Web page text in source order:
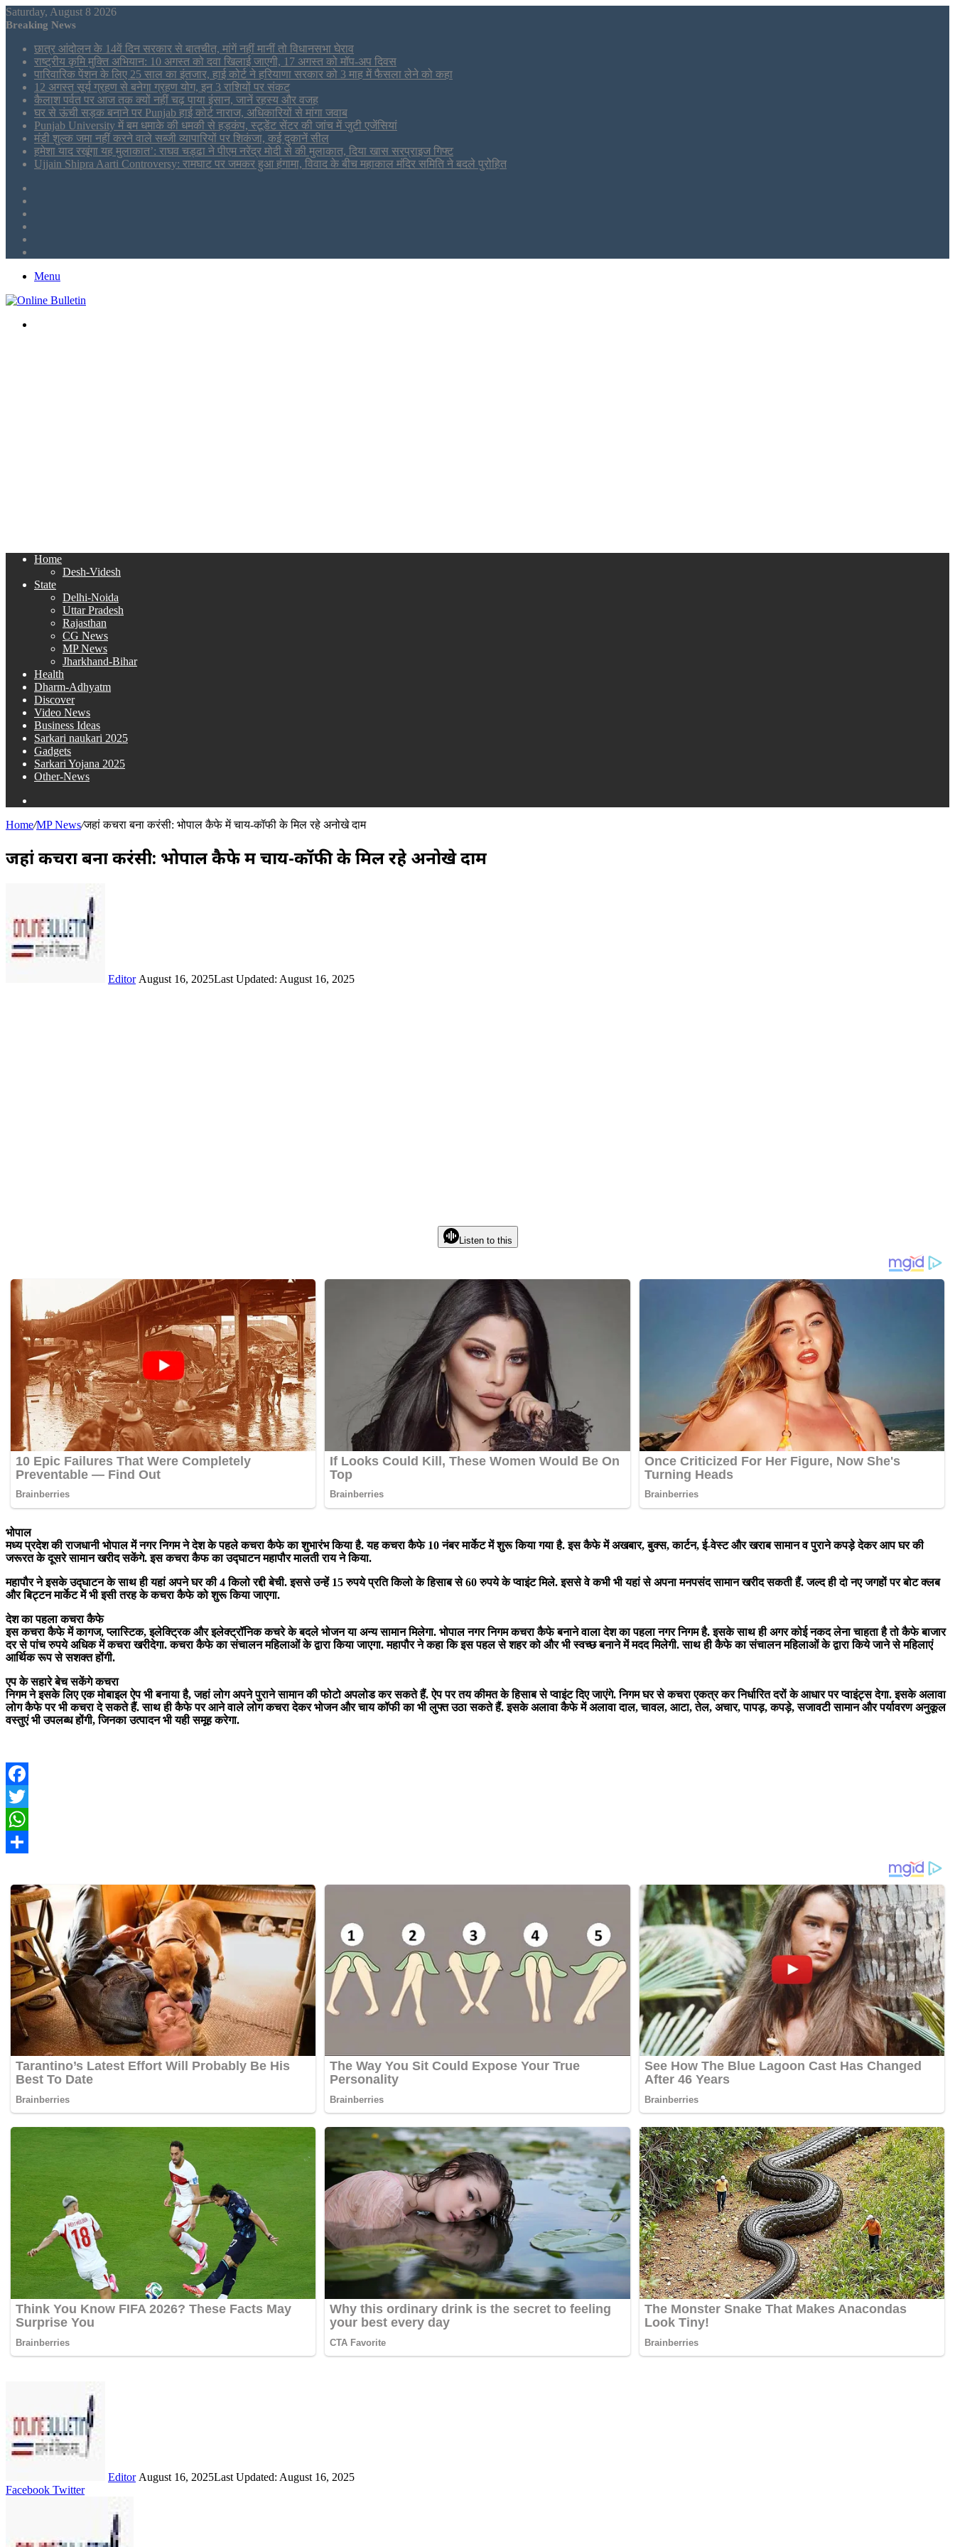
Saturday, August 8 2026
Breaking News
छात्र आंदोलन के 14वें दिन सरकार से बातचीत, मांगें नहीं मानीं तो विधानसभा घेराव
राष्ट्रीय कृमि मुक्ति अभियान: 10 अगस्त को दवा खिलाई जाएगी, 17 अगस्त को मॉप-अप दिवस
पारिवारिक पेंशन के लिए 25 साल का इंतजार, हाई कोर्ट ने हरियाणा सरकार को 3 माह में फैसला लेने को कहा
12 अगस्त सूर्य ग्रहण से बनेगा ग्रहण योग, इन 3 राशियों पर संकट
कैलाश पर्वत पर आज तक क्यों नहीं चढ़ पाया इंसान, जानें रहस्य और वजह
घर से ऊंची सड़क बनाने पर Punjab हाई कोर्ट नाराज, अधिकारियों से मांगा जवाब
Punjab University में बम धमाके की धमकी से हड़कंप, स्टूडेंट सेंटर की जांच में जुटी एजेंसियां
मंडी शुल्क जमा नहीं करने वाले सब्जी व्यापारियों पर शिकंजा, कई दुकानें सील
हमेशा याद रखूंगा यह मुलाकात’: राघव चड्ढा ने पीएम नरेंद्र मोदी से की मुलाकात, दिया खास सरप्राइज गिफ्ट
Ujjain Shipra Aarti Controversy: रामघाट पर जमकर हुआ हंगामा, विवाद के बीच महाकाल मंदिर समिति ने बदले पुरोहित
Menu
Home
Desh-Videsh
State
Delhi-Noida
Uttar Pradesh
Rajasthan
CG News
MP News
Jharkhand-Bihar
Health
Dharm-Adhyatm
Discover
Video News
Business Ideas
Sarkari naukari 2025
Gadgets
Sarkari Yojana 2025
Other-News
Home/MP News/जहां कचरा बना करंसी: भोपाल कैफे में चाय-कॉफी के मिल रहे अनोखे दाम
जहां कचरा बना करंसी: भोपाल कैफे में चाय-कॉफी के मिल रहे अनोखे दाम
Editor August 16, 2025Last Updated: August 16, 2025
Listen to this
भोपाल
मध्य प्रदेश की राजधानी भोपाल में नगर निगम ने देश के पहले कचरा कैफे का शुभारंभ किया है. यह कचरा कैफे 10 नंबर मार्केट में शुरू किया गया है. इस कैफे में अखबार, बुक्स, कार्टन, ई-वेस्ट और खराब सामान व पुराने कपड़े देकर आप घर की
जरूरत के दूसरे सामान खरीद सकेंगे. इस कचरा कैफ का उद्घाटन महापौर मालती राय ने किया.
महापौर ने इसके उद्घाटन के साथ ही यहां अपने घर की 4 किलो रद्दी बेची. इससे उन्हें 15 रुपये प्रति किलो के हिसाब से 60 रुपये के प्वाइंट मिले. इससे वे कभी भी यहां से अपना मनपसंद सामान खरीद सकती हैं. जल्द ही दो नए जगहों पर बोट क्लब
और बिट्टन मार्केट में भी इसी तरह के कचरा कैफे को शुरू किया जाएगा.
देश का पहला कचरा कैफे
इस कचरा कैफे में कागज, प्लास्टिक, इलेक्ट्रिक और इलेक्ट्रॉनिक कचरे के बदले भोजन या अन्य सामान मिलेगा. भोपाल नगर निगम कचरा कैफे बनाने वाला देश का पहला नगर निगम है. इसके साथ ही अगर कोई नकद लेना चाहता है तो कैफे बाजार
दर से पांच रुपये अधिक में कचरा खरीदेगा. कचरा कैफे का संचालन महिलाओं के द्वारा किया जाएगा. महापौर ने कहा कि इस पहल से शहर को और भी स्वच्छ बनाने में मदद मिलेगी. साथ ही कैफे का संचालन महिलाओं के द्वारा किये जाने से महिलाएं
आर्थिक रूप से सशक्त होंगी.
एप के सहारे बेच सकेंगे कचरा
निगम ने इसके लिए एक मोबाइल ऐप भी बनाया है, जहां लोग अपने पुराने सामान की फोटो अपलोड कर सकते हैं. ऐप पर तय कीमत के हिसाब से प्वाइंट दिए जाएंगे. निगम घर से कचरा एकत्र कर निर्धारित दरों के आधार पर प्वाइंट्स देगा. इसके अलावा
लोग कैफे पर भी कचरा दे सकते हैं. साथ ही कैफे पर आने वाले लोग कचरा देकर भोजन और चाय कॉफी का भी लुफ्त उठा सकते हैं. इसके अलावा कैफे में अलावा दाल, चावल, आटा, तेल, अचार, पापड़, कपड़े, सजावटी सामान और पर्यावरण अनुकूल
वस्तुएं भी उपलब्ध होंगी, जिनका उत्पादन भी यही समूह करेगा.
Facebook
Twitter
WhatsApp
Editor August 16, 2025Last Updated: August 16, 2025
Facebook TwitterLinkedIn
Share
Print